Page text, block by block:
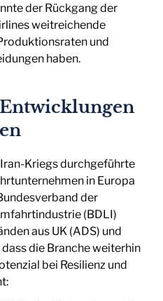
der Rückgang der
weitreichende
und
haben.
Kriegs durchgeführte
in Europa
der
(BDLI)
aus UK (ADS) und
die Branche weiterhin
bei Resilienz und